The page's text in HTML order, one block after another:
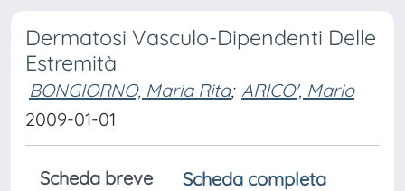
Dermatosi Vasculo-Dipendenti Delle
Estremità
BONGIORNO, Maria Rita; ARICO', Mario
2009-01-01
Scheda breve
Scheda completa